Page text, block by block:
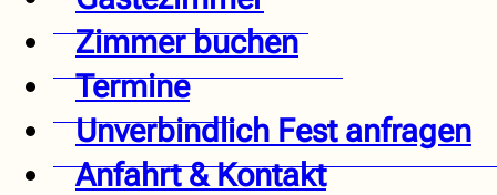
Zimmer buchen
Termine
Unverbindlich Fest anfragen
Anfahrt & Kontakt